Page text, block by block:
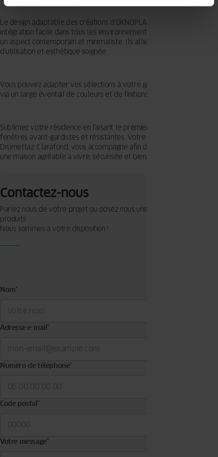
Le design adaptable des créations d'OKNOPLAST permet une
intégration facile dans tous les environnements, tout en préservant
un aspect contemporain et minimaliste. Ils allient confort maximal
d’utilisation et esthétique soignée.
Vous pouvez adapter vos sélections à votre goût et à votre maison
via un large éventail de couleurs et de finitions proposées.
Sublimez votre résidence en faisant le premier pas avec des
fenêtres avant-gardistes et résistantes. Votre spécialiste à
Drumettaz-Clarafond, vous accompagne afin d'assurer pour vous
une maison agréable à vivre, sécurisée et bien illuminée.
Contactez-nous
Parlez nous de votre projet ou posez nous une question sur nos
produits.
Nous sommes à votre disposition !
Nom*
Adresse e-mail*
Numéro de téléphone*
Code postal*
Votre message*